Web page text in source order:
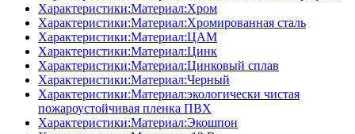
Характеристики:Материал:Хром
Характеристики:Материал:Хромированная сталь
Характеристики:Материал:ЦАМ
Характеристики:Материал:Цинк
Характеристики:Материал:Цинковый сплав
Характеристики:Материал:Черный
Характеристики:Материал:экологически чистая
пожароустойчивая пленка ПВХ
Характеристики:Материал:Экошпон